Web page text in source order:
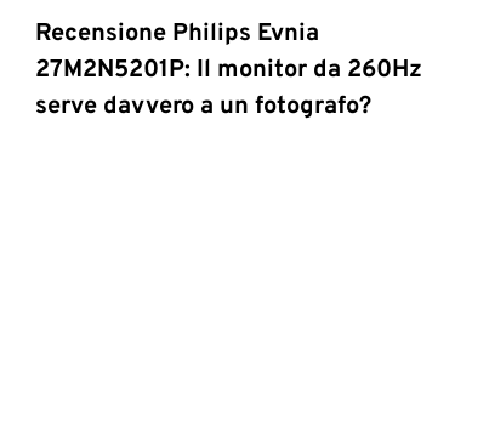
Recensione Philips Evnia
27M2N5201P: Il monitor da 260Hz
serve davvero a un fotografo?